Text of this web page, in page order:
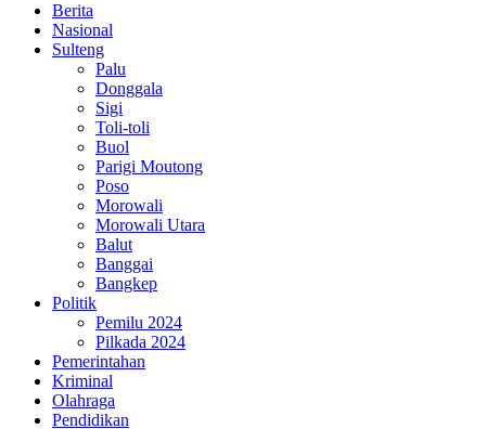
Berita
Nasional
Sulteng
Palu
Donggala
Sigi
Toli-toli
Buol
Parigi Moutong
Poso
Morowali
Morowali Utara
Balut
Banggai
Bangkep
Politik
Pemilu 2024
Pilkada 2024
Pemerintahan
Kriminal
Olahraga
Pendidikan